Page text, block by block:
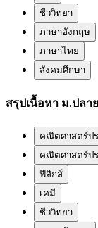
ชีววิทยา
ภาษาอังกฤษ
ภาษาไทย
สังคมศึกษา
สรุปเนื้อหา ม.ปลาย
คณิตศาสตร์ป
คณิตศาสตร์ป
ฟิสิกส์
เคมี
ชีววิทยา